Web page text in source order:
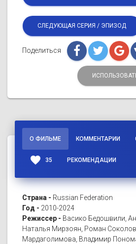
СЛЕДУЮЩАЯ СЕРИЯ / ЭПИЗОД
Поделиться
О ФИЛЬМЕ КОММЕНТАРИИ
favorite 35 РЕКОМЕНДАЦИИ
Страна - Russian Federation
Год - 2010-2024
Режиссер - Васико Бедошвили,
Наталья Мирзоян, Роман
Мардаголимова, Владимир